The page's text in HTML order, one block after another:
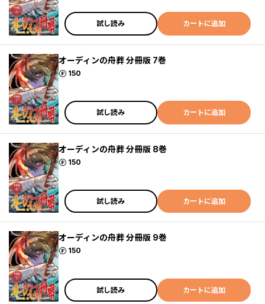
試し読み カートに追加
オーディンの舟葬 分冊版 7巻
150
ポイント
試し読み カートに追加
オーディンの舟葬 分冊版 8巻
150
ポイント
試し読み カートに追加
オーディンの舟葬 分冊版 9巻
150
ポイント
試し読み カートに追加